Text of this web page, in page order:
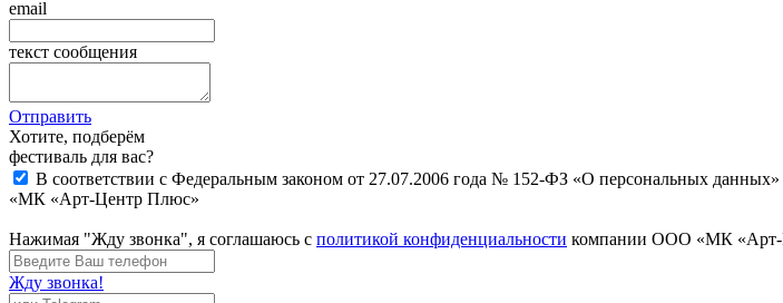
email
текст сообщения
Отправить
Хотите, подберём
фестиваль для вас?
В соответствии с Федеральным законом от 27.07.2006 года № 152-ФЗ «О персональных
«МК «Арт-Центр Плюс»
Нажимая "Жду звонка", я соглашаюсь с политикой конфиденциальности компании ООО «МК «Арт-
Жду звонка!